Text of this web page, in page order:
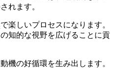
れます。
楽しいプロセスになります。
知的な視野を広げることに貢
機の好循環を生み出します。